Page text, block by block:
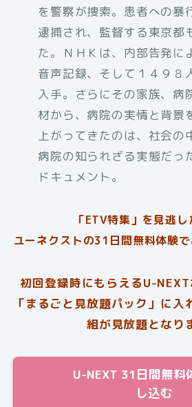
を警察が捜索。患者への暴
逮捕され、監督する東京都
た。ＮＨＫは、内部告発に
音声記録、そして１４９８
入手。さらにその家族、病
材から、病院の実情と背景
上がってきたのは、社会
病院の知られざる実態だっ
ドキュメント。
「ETV特集」を見逃し
ユーネクストの31日間無料体験
初回登録時にもらえるU-
「まるごと見放題パック」に入
組が見放題となり
U-NEXT 31日間無料
し込む